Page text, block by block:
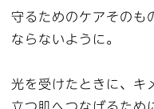
守るためのケアそのも
ならないように。
光を受けたときに、キ